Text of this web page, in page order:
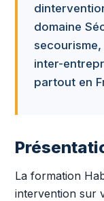
domaine
secourisme,
inter-
partout en
La formation
intervention sur